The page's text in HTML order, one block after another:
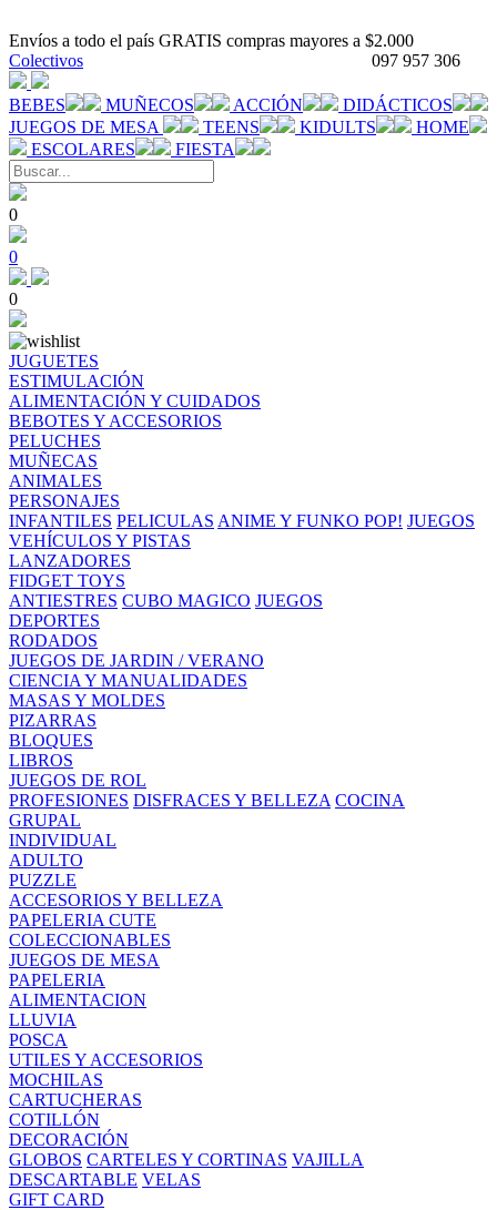
Envíos a todo el país GRATIS compras mayores a $2.000
097 957 306
Colectivos
BEBES MUÑECOS ACCIÓN
DIDÁCTICOS
JUEGOS DE MESA
TEENS KIDULTS
HOME
ESCOLARES
FIESTA
0
0
0
JUGUETES
ESTIMULACIÓN
ALIMENTACIÓN Y CUIDADOS
BEBOTES Y ACCESORIOS
PELUCHES
MUÑECAS
ANIMALES
PERSONAJES
INFANTILES PELICULAS ANIME Y FUNKO POP! JUEGOS
VEHÍCULOS Y PISTAS
LANZADORES
FIDGET TOYS
ANTIESTRES CUBO MAGICO JUEGOS
DEPORTES
RODADOS
JUEGOS DE JARDIN / VERANO
CIENCIA Y MANUALIDADES
MASAS Y MOLDES
PIZARRAS
BLOQUES
LIBROS
JUEGOS DE ROL
PROFESIONES DISFRACES Y BELLEZA COCINA
GRUPAL
INDIVIDUAL
ADULTO
PUZZLE
ACCESORIOS Y BELLEZA
PAPELERIA CUTE
COLECCIONABLES
JUEGOS DE MESA
PAPELERIA
ALIMENTACION
LLUVIA
POSCA
UTILES Y ACCESORIOS
MOCHILAS
CARTUCHERAS
COTILLÓN
DECORACIÓN
GLOBOS CARTELES Y CORTINAS VAJILLA
DESCARTABLE VELAS
GIFT CARD